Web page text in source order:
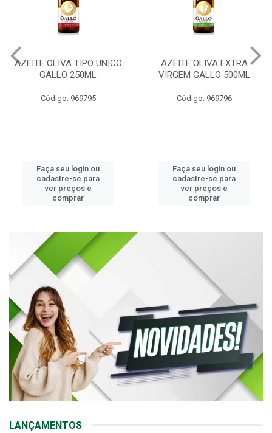
AZEITE OLIVA TIPO UNICO
GALLO 250ML
Código: 969795
Faça seu login ou
cadastre-se para
ver preços e
comprar
AZEITE OLIVA EXTRA
VIRGEM GALLO 500ML
Código: 969796
Faça seu login ou
cadastre-se para
ver preços e
comprar
LANÇAMENTOS